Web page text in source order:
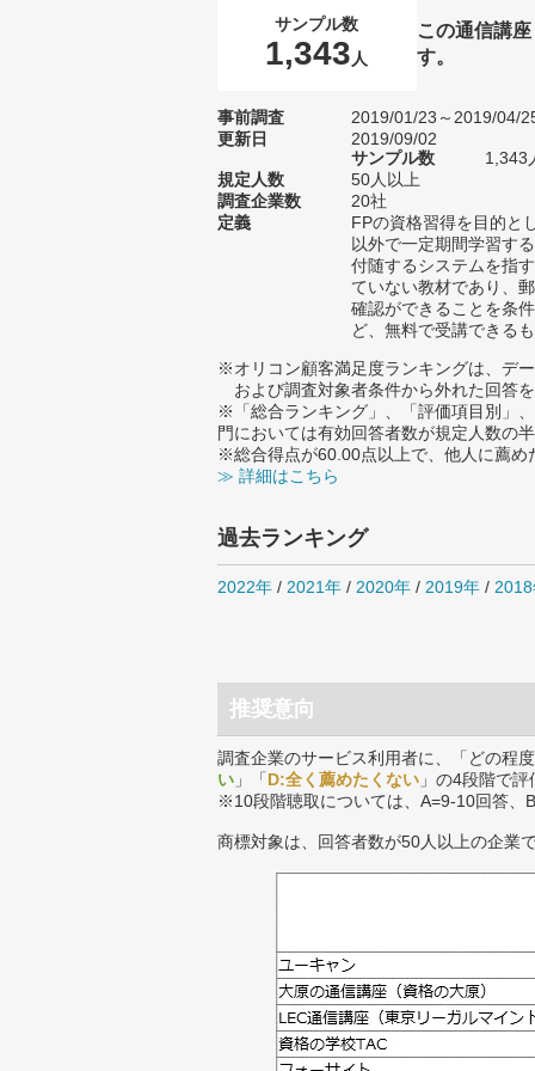
サンプル数
1,343 人
この通信講
す。
事前調査
2019/01/23～2019/04/
更新日
2019/09/02
サンプル数
1,343
規定人数
50人以上
調査企業数
20社
定義
FPの資格習得を目的と
以外で一定期間学習す
付随するシステムを指
ていない教材であり、
確認ができることを条
ど、無料で受講できる
※オリコン顧客満足度ランキングは、デ
および調査対象者条件から外れた回答
※「総合ランキング」、「評価項目別」
門においては有効回答者数が規定人数の
※総合得点が60.00点以上で、他人に薦め
≫ 詳細はこちら
過去ランキング
2022年 / 2021年 / 2020年 / 2019年 /
推奨意向
調査企業のサービス利用者に、「どの程
い 」「D:全く薦めたくない 」の4段階で
※10段階聴取については、A=9-10回答、
商標対象は、回答者数が50人以上の企業